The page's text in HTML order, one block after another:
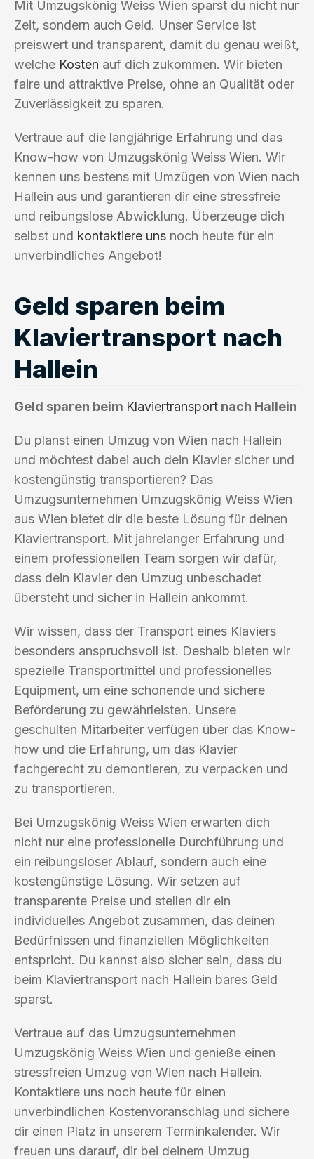
Mit Umzugskönig Weiss Wien sparst du nicht nur
Zeit, sondern auch Geld. Unser Service ist
preiswert und transparent, damit du genau weißt,
welche Kosten auf dich zukommen. Wir bieten
faire und attraktive Preise, ohne an Qualität oder
Zuverlässigkeit zu sparen.
Vertraue auf die langjährige Erfahrung und das
Know-how von Umzugskönig Weiss Wien. Wir
kennen uns bestens mit Umzügen von Wien nach
Hallein aus und garantieren dir eine stressfreie
und reibungslose Abwicklung. Überzeuge dich
selbst und kontaktiere uns noch heute für ein
unverbindliches Angebot!
Geld sparen beim
Klaviertransport nach
Hallein
Geld sparen beim Klaviertransport nach Hallein
Du planst einen Umzug von Wien nach Hallein
und möchtest dabei auch dein Klavier sicher und
kostengünstig transportieren? Das
Umzugsunternehmen Umzugskönig Weiss Wien
aus Wien bietet dir die beste Lösung für deinen
Klaviertransport. Mit jahrelanger Erfahrung und
einem professionellen Team sorgen wir dafür,
dass dein Klavier den Umzug unbeschadet
übersteht und sicher in Hallein ankommt.
Wir wissen, dass der Transport eines Klaviers
besonders anspruchsvoll ist. Deshalb bieten wir
spezielle Transportmittel und professionelles
Equipment, um eine schonende und sichere
Beförderung zu gewährleisten. Unsere
geschulten Mitarbeiter verfügen über das Know-
how und die Erfahrung, um das Klavier
fachgerecht zu demontieren, zu verpacken und
zu transportieren.
Bei Umzugskönig Weiss Wien erwarten dich
nicht nur eine professionelle Durchführung und
ein reibungsloser Ablauf, sondern auch eine
kostengünstige Lösung. Wir setzen auf
transparente Preise und stellen dir ein
individuelles Angebot zusammen, das deinen
Bedürfnissen und finanziellen Möglichkeiten
entspricht. Du kannst also sicher sein, dass du
beim Klaviertransport nach Hallein bares Geld
sparst.
Vertraue auf das Umzugsunternehmen
Umzugskönig Weiss Wien und genieße einen
stressfreien Umzug von Wien nach Hallein.
Kontaktiere uns noch heute für einen
unverbindlichen Kostenvoranschlag und sichere
dir einen Platz in unserem Terminkalender. Wir
freuen uns darauf, dir bei deinem Umzug